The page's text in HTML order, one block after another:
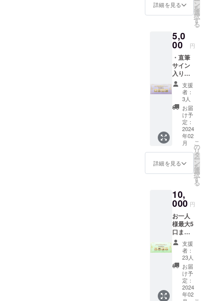
お礼
ムー
（お名
前呼び
あり/デ
ジタ
ル） ┗
支援時
に、備
考欄に
「読ん
でほし
いお名
前」の
記載を
お願い
いたし
ます。
希望さ
希望」
と記入
ただく
と「ま
にゅー
ざーく
ん」呼
びにて
お礼
ムー
ビーを
作成い
たしま
詳細を見る ン
を
選
択
す
る
5,0
00 円
・直筆
サイン
入りサ
ンクス
カード
の送付
（現
物） ・
お礼
ムー
ビーの
送付
（お名
前呼び
あり/デ
支援時
に、備
考欄に
「読ん
でほし
いお名
前」の
記載を
お願い
いたし
ます。
希望さ
れない
場合は
支援
者：
3人
お届
け予
定：
2024
年02
月
詳細を見る
こ
の
リ
タ
ー
ン
を
選
択
す
る
10,
000 円
お一人
様最大5
口まで
購入可
能 ・直
筆サイ
ン入り
サンク
スカー
ドの送
付（現
支援
者：
23人
お届
け予
定：
2024
年02